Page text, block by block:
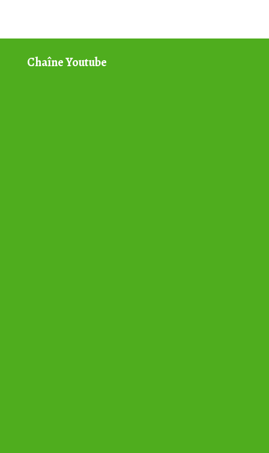
Chaîne Youtube